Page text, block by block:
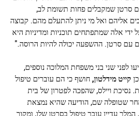
סרטן שמקבלים פחות תשומת לב,
אליהם ואל מי ניתן להתעלם מהם. קבוצה
ידי אלה שמתפתחים תוכניות ומדיניות היא
עם סרטן. ההשפעה יכולה להיות הרוסה."
לפני שני בני משפחת המלוכה נוספים,
קייט מידלטון, חושף כי הם עוברים טיפול
נסיכת ויילס, שהפכה לפטרון של בית
שטופלה שם, הודיעה שהיא נמצאת
עדיין עובר טיפול בסרטן שלו, ומקור